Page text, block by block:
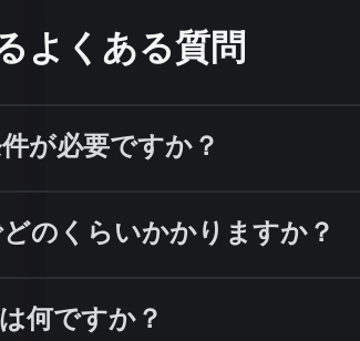
よくある質問
が必要ですか？
のくらいかかりますか？
何ですか？